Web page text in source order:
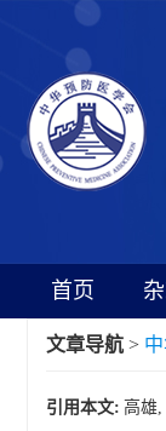
首页
文章导航 >
引用本文: 高雄